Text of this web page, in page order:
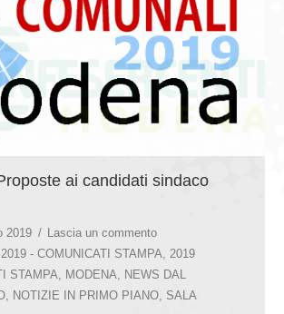
E NEWS
ai candidati sindaco
2019
Lascia un commento
- COMUNICATI STAMPA, 2019
STAMPA, MODENA, NEWS DAL
, NOTIZIE IN PRIMO PIANO, SALA